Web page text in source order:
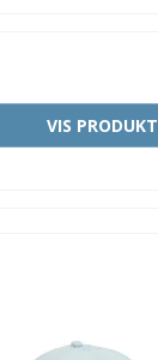
VIS PRODUKT